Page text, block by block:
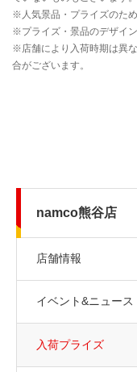
namco熊谷店
店舗情報
イベント&ニュース
入荷プライズ